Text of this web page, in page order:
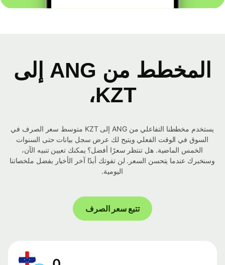
المخطط من ANG إلى
KZT،
يستخدم مخططنا التفاعلي من ANG إلى KZT متوسط ​​سعر الصرف في
السوق في الوقت الفعلي ويتيح لك عرض سجل بيانات حتى السنوات
الخمس الماضية. هل تنتظر سعرًا أفضل؟ يمكنك تعيين تنبيه الآن،
وسنخبرك عندما يتحسن السعر. لن تفوتك أبدًا آخر الأخبار بفضل ملخصاتنا
اليومية.
تتبع سعر الصرف